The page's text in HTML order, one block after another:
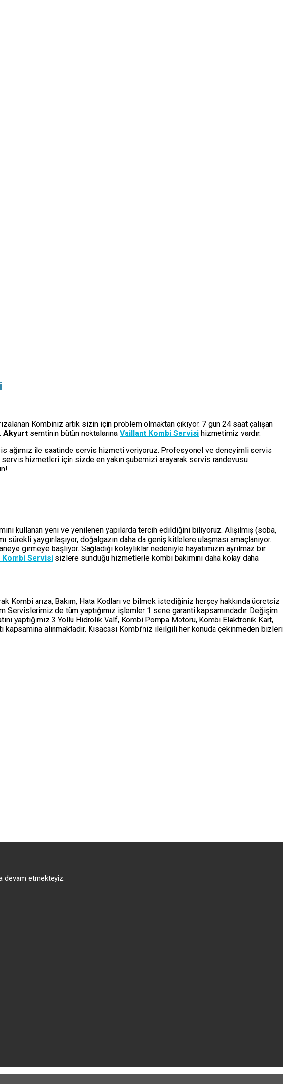
Kombiniz artık sizin için problem olmaktan çıkıyor. 7 gün 24 saat çalışan
Akyurt semtinin bütün noktalarına Vaillant Kombi Servisi hizmetimiz vardır.
ağımız ile saatinde servis hizmeti veriyoruz. Profesyonel ve deneyimli servis
hizmetleri için sizde en yakın şubemizi arayarak servis randevusu
kullanan yeni ve yenilenen yapılarda tercih edildiğini biliyoruz. Alışılmış (soba,
sürekli yaygınlaşıyor, doğalgazın daha da geniş kitlelere ulaşması amaçlanıyor.
girmeye başlıyor. Sağladığı kolaylıklar nedeniyle hayatımızın ayrılmaz bir
Servisi sizlere sunduğu hizmetlerle kombi bakımını daha kolay daha
Kombi arıza, Bakım, Hata Kodları ve bilmek istediğiniz herşey hakkında ücretsiz
de tüm yaptığımız işlemler 1 sene garanti kapsamındadır. Değişim
yaptığımız 3 Yollu Hidrolik Valf, Kombi Pompa Motoru, Kombi Elektronik Kart,
kapsamına alınmaktadır. Kısacası Kombi’niz ileilgili her konuda çekinmeden bizleri
devam etmekteyiz.